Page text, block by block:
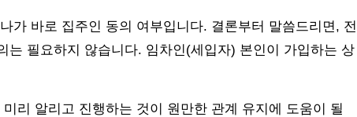
가 바로 집주인 동의 여부입니다. 결론부터 말씀드리면, 전
는 필요하지 않습니다. 임차인(세입자) 본인이 가입하는 상
리 알리고 진행하는 것이 원만한 관계 유지에 도움이 될